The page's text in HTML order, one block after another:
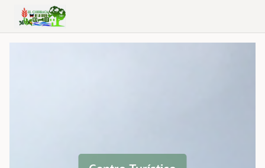
Skip to Main Content